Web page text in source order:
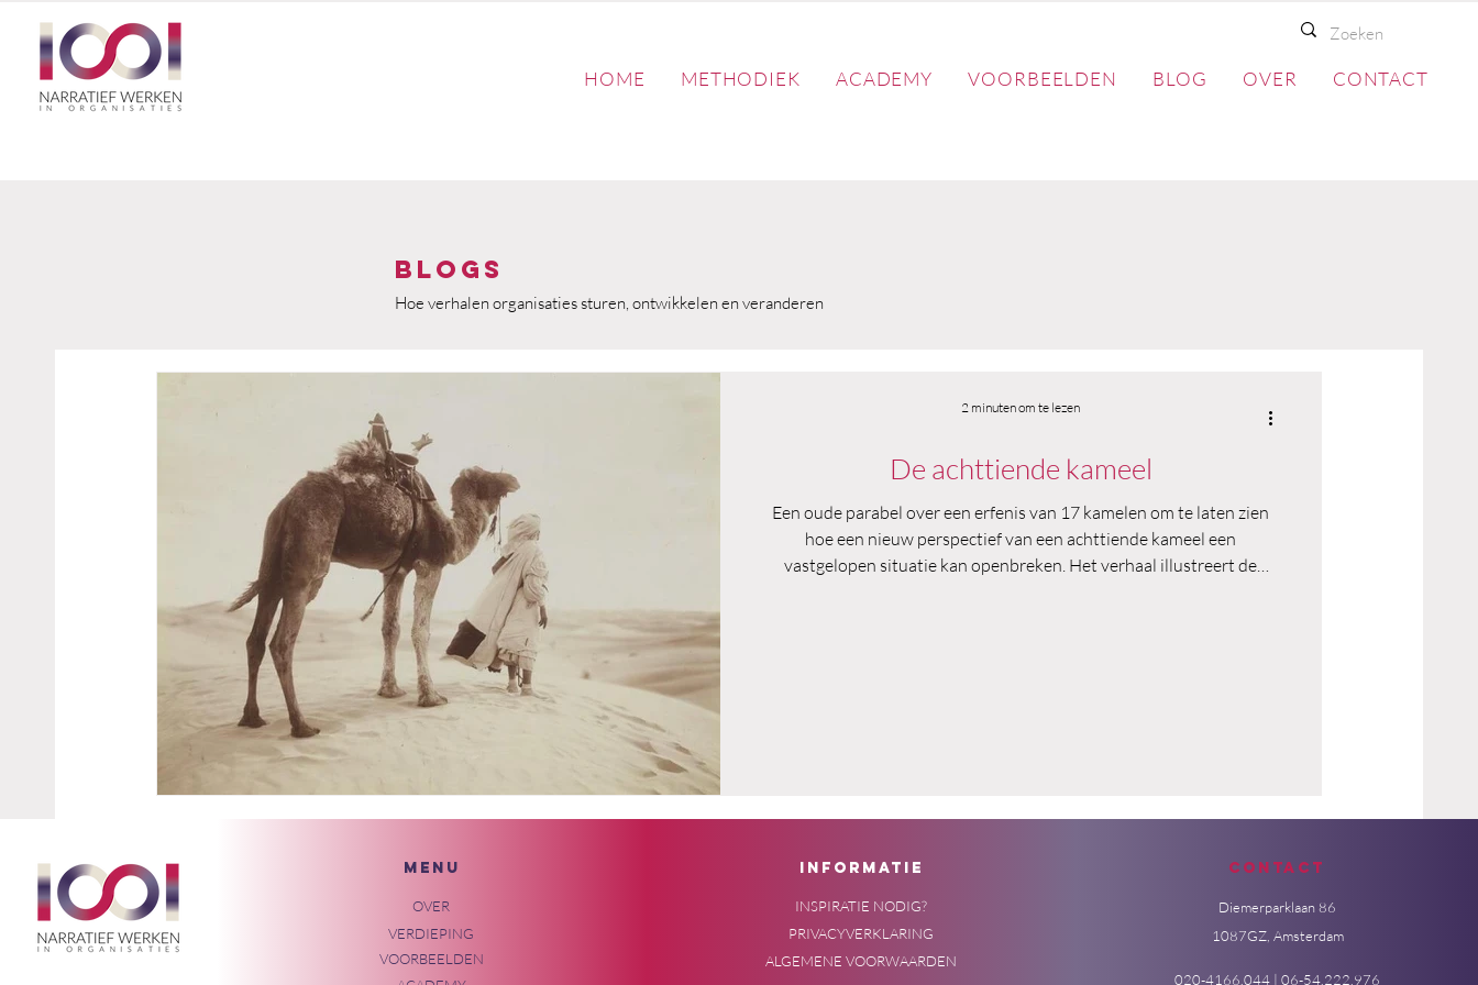
HOME METHODIEK ACADEMY VOORBEELDEN BLOG OVER CONTACT
Blogs
Hoe verhalen organisaties sturen, ontwikkelen en veranderen
De achttiende kameel
Een oude parabel over een erfenis van 17 kamelen om te laten zien
hoe een nieuw perspectief van een achttiende kameel een
vastgelopen situatie kan openbreken. Het verhaal illustreert de
2 minuten om te lezen
MENU
OVER
VERDIEPING
VOORBEELDEN
INFORMATIE
INSPIRATIE NODIG?
PRIVACYVERKLARING
ALGEMENE VOORWAARDEN
Contact
Diemerparklaan 86
1087GZ, Amsterdam
020-4166.044 | 06-54.222.976